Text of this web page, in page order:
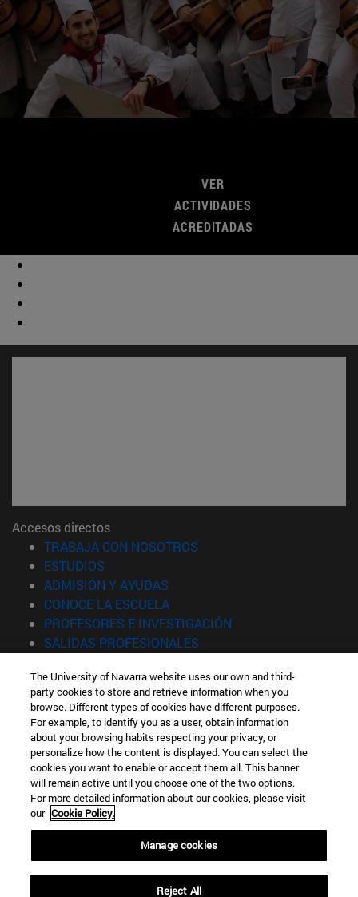
VER
ACTIVIDADES
ACREDITADAS
Accesos directos
TRABAJA CON NOSOTROS
ESTUDIOS
ADMISIÓN Y AYUDAS
CONOCE LA ESCUELA(abre en nueva ventana)
PROFESORES E INVESTIGACIÓN
SALIDAS PROFESIONALES
Información
TFNO +34 943 21 98 77
¿QUÉ GRADO TE INTERESA?
¿QUÉ MÁSTER TE INTERESA?
© Universidad de Navarra
Información legal
Accesibilidad
Configuración de cookies
Localizador de campus
The University of Navarra website uses our own and third-
party cookies to store and retrieve information when you
browse. Different types of cookies have different purposes.
For example, to identify you as a user, obtain information
about your browsing habits respecting your privacy, or
personalize how the content is displayed. You can select the
cookies you want to enable or accept them all. This banner
will remain active until you choose one of the two options.
For more detailed information about our cookies, please visit
our Cookie Policy.
Manage cookies
Reject All